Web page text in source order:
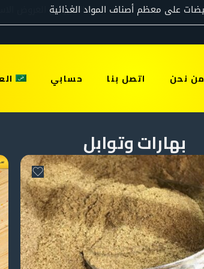
من نحن اتصل بنا حسابي
بهارات وتوابل